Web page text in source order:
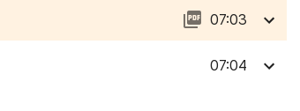
07:03
07:04